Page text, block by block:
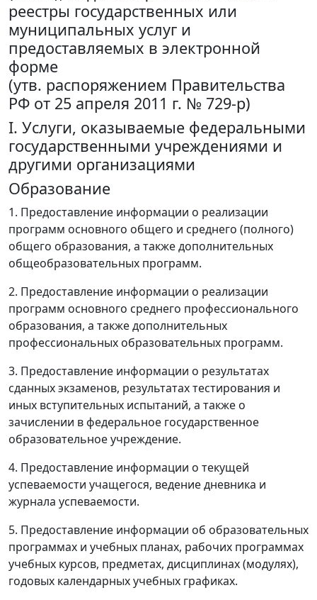
реестры государственных или
муниципальных услуг и
предоставляемых в электронной
форме
(утв. распоряжением Правительства
РФ от 25 апреля 2011 г. № 729-р)
I. Услуги, оказываемые федеральными
государственными учреждениями и
другими организациями
Образование
1. Предоставление информации о реализации
программ основного общего и среднего (полного)
общего образования, а также дополнительных
общеобразовательных программ.
2. Предоставление информации о реализации
программ основного среднего профессионального
образования, а также дополнительных
профессиональных образовательных программ.
3. Предоставление информации о результатах
сданных экзаменов, результатах тестирования и
иных вступительных испытаний, а также о
зачислении в федеральное государственное
образовательное учреждение.
4. Предоставление информации о текущей
успеваемости учащегося, ведение дневника и
журнала успеваемости.
5. Предоставление информации об образовательных
программах и учебных планах, рабочих программах
учебных курсов, предметах, дисциплинах (модулях),
годовых календарных учебных графиках.